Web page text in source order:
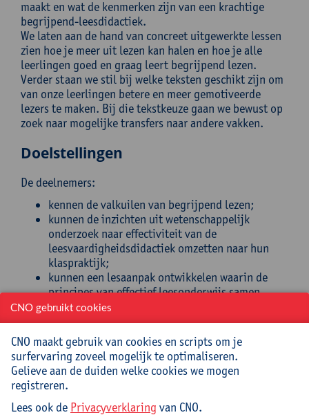
maakt en wat de kenmerken zijn van een krachtige
begrijpend-leesdidactiek.
We laten aan de hand van concreet uitgewerkte lessen
zien hoe je meer uit lezen kan halen en hoe je alle
leerlingen goed en graag leert begrijpend lezen.
Verder staan we stil bij welke teksten geschikt zijn om
van onze leerlingen betere en meer gemotiveerde
lezers te maken. Bij die tekstkeuze gaan we bewust op
zoek naar mogelijke transfers naar andere vakken.
Doelstellingen
De deelnemers:
kennen de valkuilen van begrijpend lezen;
kunnen de inzichten uit wetenschappelijk
onderzoek naar effectiviteit van de
leesvaardigheidsdidactiek omzetten naar hun
klaspraktijk;
kunnen een lesaanpak ontwikkelen waarin de
principes van effectief leesonderwijs samen
worden uitgewerkt en versterkt.
Doelgroep
Leerkrachten Nederlands in de eerste graad en eerste
jaar tweede graad alle finaliteiten. Transfer naar
zaakvakken is mogelijk.
CNO gebruikt cookies
CNO maakt gebruik van cookies en scripts om je
surfervaring zoveel mogelijk te optimaliseren.
Gelieve aan de duiden welke cookies we mogen
registreren.
Lees ook de Privacyverklaring van CNO.